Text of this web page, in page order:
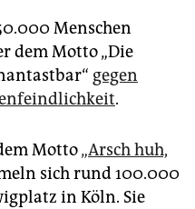
Menschen
dem Motto „Die
gegen
.
Motto„Arsch huh,
sich rund 100.000
in Köln. Sie